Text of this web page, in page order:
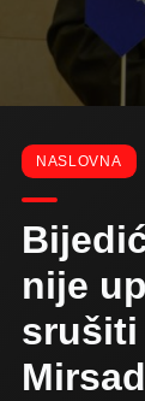
ZASTUPNICI
NASLOVNA
nije
srušiti